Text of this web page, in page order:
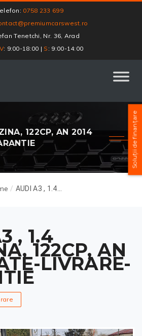
0758 233 699
Tenetchi, Nr. 36, Arad
: 9:00-18:00 | S : 9:00-14:00
122CP, AN 2014
/ AUDI A3 , 1.4...
, 1.4
122CP, AN
LIVRARE-
Soluții de finanțare